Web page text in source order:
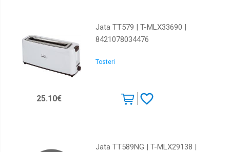
Jata TT579 | T-MLX33690 |
8421078034476
Tosteri
25.10€
Jata TT589NG | T-MLX29138 |